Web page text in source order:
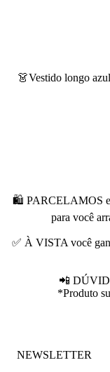
👗Vestido longo
🛍 PARCELAMOS
para você
✅ À VISTA você
📲
*Produto
NEWSLETTER